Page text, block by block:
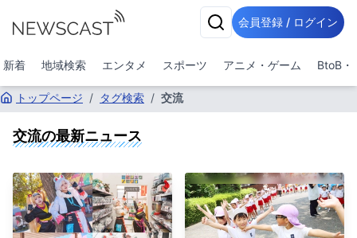
会員登録 / ログイン
新着 地域検索 エンタメ スポーツ アニメ・ゲーム BtoB・
トップページ / タグ検索 / 交流
交流の最新ニュース